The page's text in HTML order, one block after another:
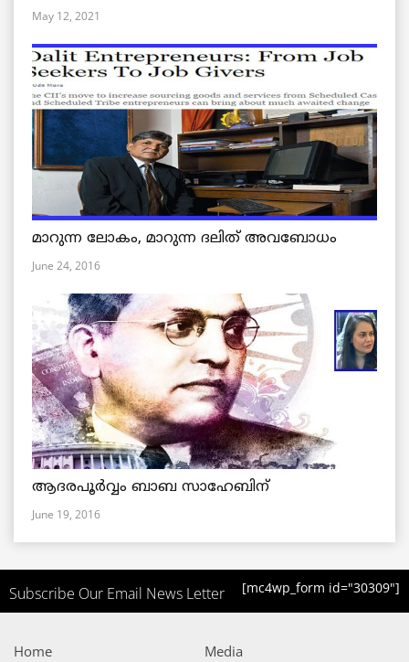
May 12, 2021
മാറുന്ന ലോകം, മാറുന്ന ദലിത് അവബോധം
June 24, 2016
ആദരപൂര്‍വ്വം ബാബ സാഹേബിന്
June 19, 2016
Subscribe Our Email News Letter [mc4wp_form id="30309"]
Home
Media